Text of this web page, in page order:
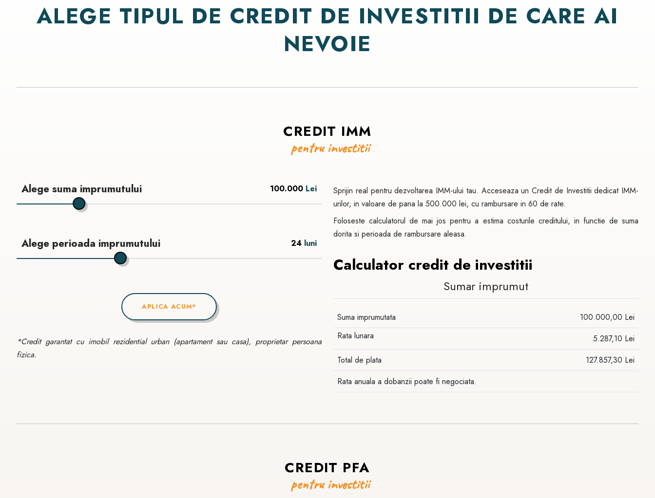
ALEGE TIPUL DE CREDIT DE INVESTITII DE CARE AI
NEVOIE
CREDIT IMM
pentru investitii
Alege suma imprumutului 100.000 Lei
Alege perioada imprumutului 24 luni
APLICA ACUM*
*Credit garantat cu imobil rezidential urban (apartament sau casa), proprietar persoana
fizica.
Sprijin real pentru dezvoltarea IMM-ului tau. Acceseaza un Credit de Investitii dedicat IMM-
urilor, in valoare de pana la 500.000 lei, cu rambursare in 60 de rate.
Foloseste calculatorul de mai jos pentru a estima costurile creditului, in functie de suma
dorita si perioada de rambursare aleasa.
Calculator credit de investitii
Sumar imprumut
Suma imprumutata
100.000,00 Lei
Rata lunara
5.287,10 Lei
Total de plata
127.857,30 Lei
Rata anuala a dobanzii poate fi negociata.
CREDIT PFA
pentru investitii